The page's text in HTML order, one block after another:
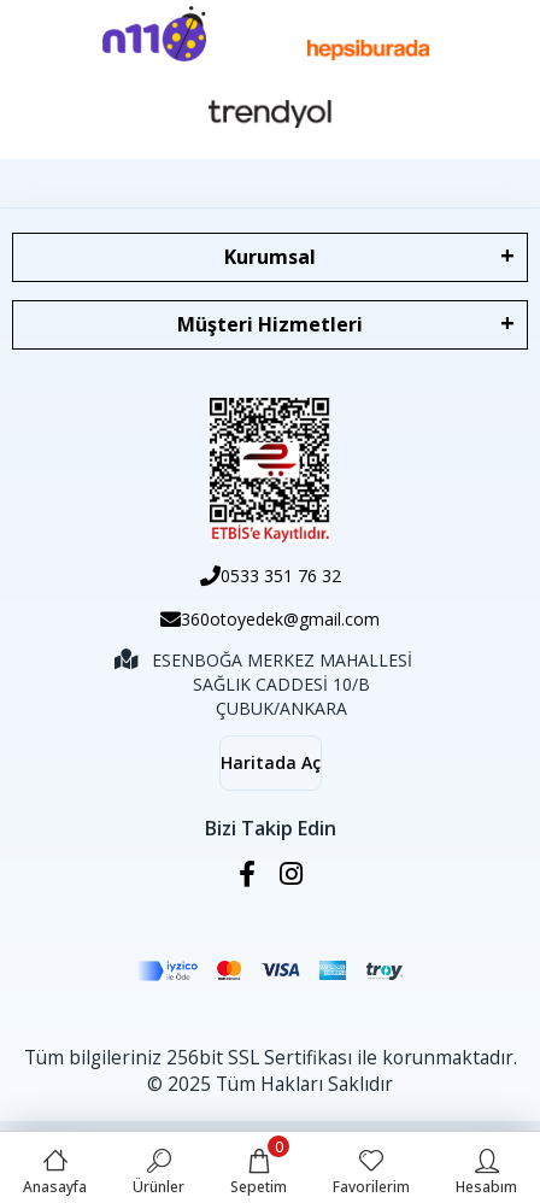
Kurumsal
Müşteri Hizmetleri
0533 351 76 32
360otoyedek@gmail.com
ESENBOĞA MERKEZ MAHALLESİ
SAĞLIK CADDESİ 10/B
ÇUBUK/ANKARA
Haritada Aç
Bizi Takip Edin
Tüm bilgileriniz 256bit SSL Sertifikası ile korunmaktadır.
© 2025 Tüm Hakları Saklıdır
Anasayfa Ürünler Sepetim
0
Favorilerim
Hesabım